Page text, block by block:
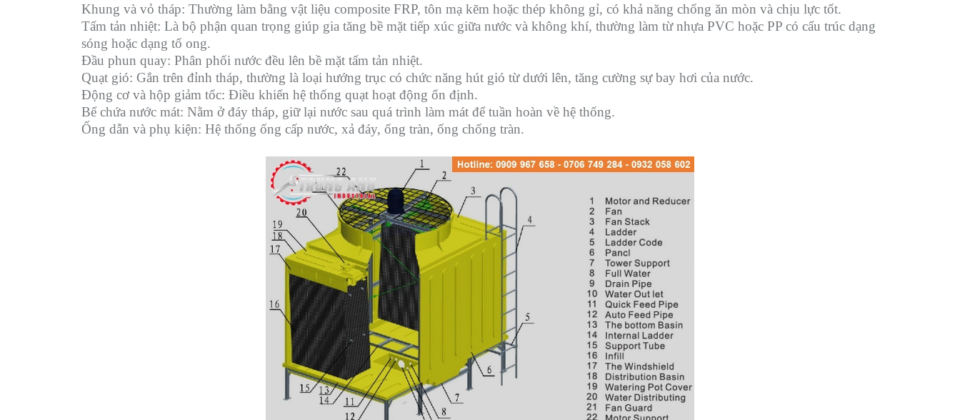
Khung và vỏ tháp: Thường làm bằng vật liệu composite FRP, tôn mạ kẽm hoặc thép không gỉ, có khả năng chống ăn mòn và chịu lực tốt.
Tấm tản nhiệt: Là bộ phận quan trọng giúp gia tăng bề mặt tiếp xúc giữa nước và không khí, thường làm từ nhựa PVC hoặc PP có cấu trúc dạng
sóng hoặc dạng tổ ong.
Đầu phun quay: Phân phối nước đều lên bề mặt tấm tản nhiệt.
Quạt gió: Gắn trên đỉnh tháp, thường là loại hướng trục có chức năng hút gió từ dưới lên, tăng cường sự bay hơi của nước.
Động cơ và hộp giảm tốc: Điều khiển hệ thống quạt hoạt động ổn định.
Bể chứa nước mát: Nằm ở đáy tháp, giữ lại nước sau quá trình làm mát để tuần hoàn về hệ thống.
Ống dẫn và phụ kiện: Hệ thống ống cấp nước, xả đáy, ống tràn, ống chống tràn.